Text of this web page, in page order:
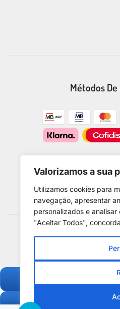
Valorizamos a sua
Utilizamos cookies para
navegação, apresentar
personalizados e
"Aceitar Todos",
Métodos